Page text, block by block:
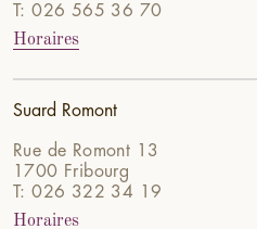
T: 026 565 36 70
Horaires
Suard Romont
Rue de Romont 13
1700 Fribourg
T: 026 322 34 19
Horaires